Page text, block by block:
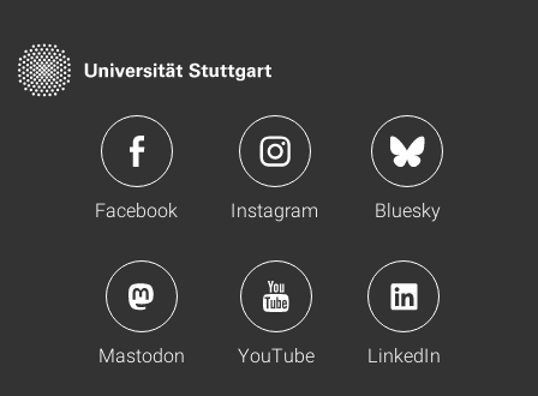
Facebook Instagram Bluesky
Mastodon YouTube LinkedIn